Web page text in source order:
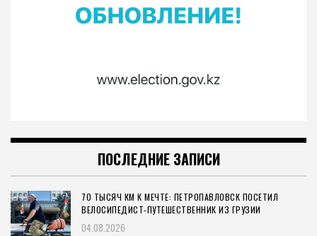
ПОСЛЕДНИЕ ЗАПИСИ
70 ТЫСЯЧ КМ К МЕЧТЕ: ПЕТРОПАВЛОВСК ПОСЕТИЛ
ВЕЛОСИПЕДИСТ-ПУТЕШЕСТВЕННИК ИЗ ГРУЗИИ
04.08.2026